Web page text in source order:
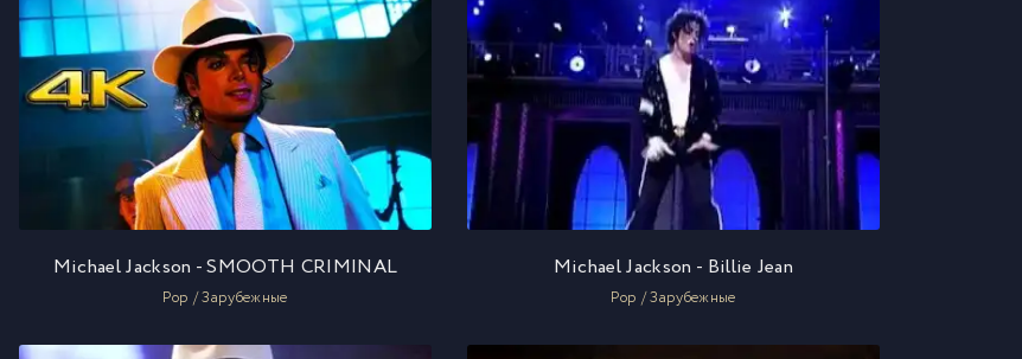
Michael Jackson - SMOOTH CRIMINAL
Pop / Зарубежные
Michael Jackson - Billie Jean
Pop / Зарубежные